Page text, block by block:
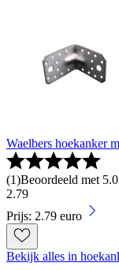
Waelbers hoekanker
(1)Beoordeeld met
2.79
Prijs: 2.79 euro
Bekijk alles in